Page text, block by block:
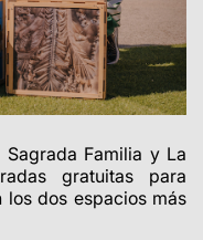
Familia y La
gratuitas para
dos espacios más